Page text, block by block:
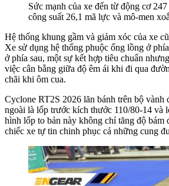
Sức mạnh của xe đến từ động cơ
công suất 26,1 mã lực và mô-men
Hệ thống khung gầm và giảm xóc của xe
Xe sử dụng hệ thống phuộc ống lồng ở
ở phía sau, một sự kết hợp tiêu chuẩn
việc cân bằng giữa độ êm ái khi đi qua
chãi khi ôm cua.
Cyclone RT2S 2026 lăn bánh trên bộ vành
ngoài là lốp trước kích thước 110/80-14 và
hình lốp to bản này không chỉ tăng độ bám
chiếc xe tự tin chinh phục cả những cung